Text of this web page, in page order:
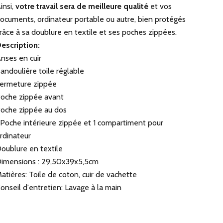
votre travail sera de meilleure qualité et vos
ordinateur portable ou autre, bien protégés
à sa doublure en textile et ses poches zippées.
en cuir
toile réglable
zippée
zippée avant
zippée au dos
Poche intérieure zippée et 1 compartiment pour
en textile
: 29,50x39x5,5cm
Toile de coton, cuir de vachette
d'entretien: Lavage à la main